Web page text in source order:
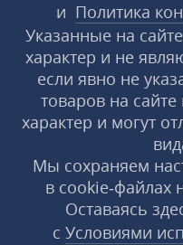
и Политика
Указанные на
характер и не
если явно не
товаров на
характер и могут
Мы сохраняем
в
Оставаясь
с Условиями